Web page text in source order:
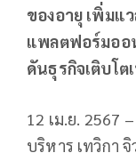
ของอายุ เพิ่มแ
แพลตฟอร์มออ
ดันธุรกิจเติบโต
12 เม.ย. 2567
บริหาร เทวิกา